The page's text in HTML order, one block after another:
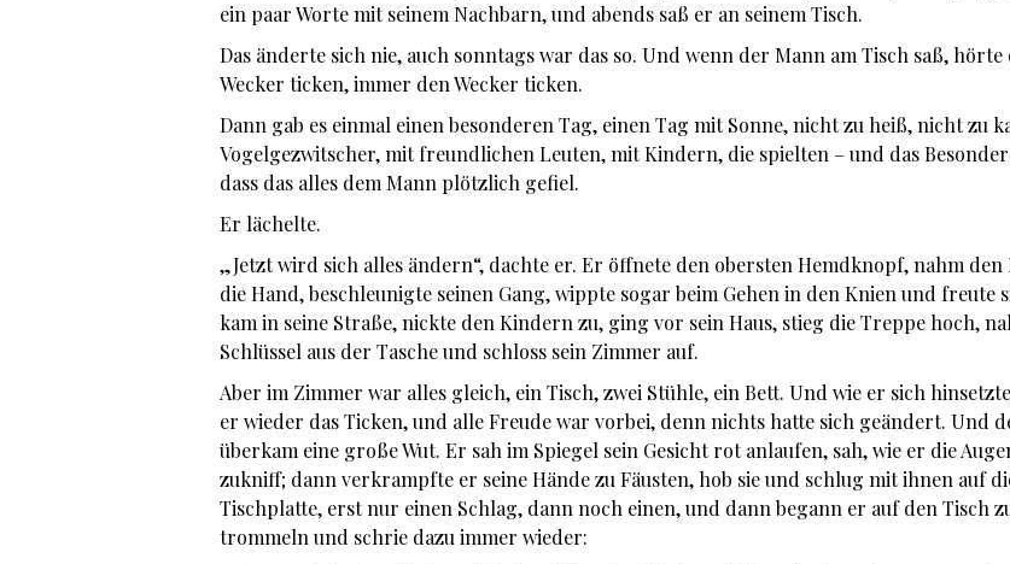
ein paar Worte mit seinem Nachbarn, und abends saß er an seinem Tisch.
Das änderte sich nie, auch sonntags war das so. Und wenn der Mann am Tisch saß, hörte
Wecker ticken, immer den Wecker ticken.
Dann gab es einmal einen besonderen Tag, einen Tag mit Sonne, nicht zu heiß, nicht zu
Vogelgezwitscher, mit freundlichen Leuten, mit Kindern, die spielten – und das
dass das alles dem Mann plötzlich gefiel.
Er lächelte.
„Jetzt wird sich alles ändern“, dachte er. Er öffnete den obersten Hemdknopf, nahm den
die Hand, beschleunigte seinen Gang, wippte sogar beim Gehen in den Knien und freute
kam in seine Straße, nickte den Kindern zu, ging vor sein Haus, stieg die Treppe hoch,
Schlüssel aus der Tasche und schloss sein Zimmer auf.
Aber im Zimmer war alles gleich, ein Tisch, zwei Stühle, ein Bett. Und wie er sich
er wieder das Ticken, und alle Freude war vorbei, denn nichts hatte sich geändert. Und
überkam eine große Wut. Er sah im Spiegel sein Gesicht rot anlaufen, sah, wie er die
zukniff; dann verkrampfte er seine Hände zu Fäusten, hob sie und schlug mit ihnen auf
Tischplatte, erst nur einen Schlag, dann noch einen, und dann begann er auf den Tisch
trommeln und schrie dazu immer wieder: